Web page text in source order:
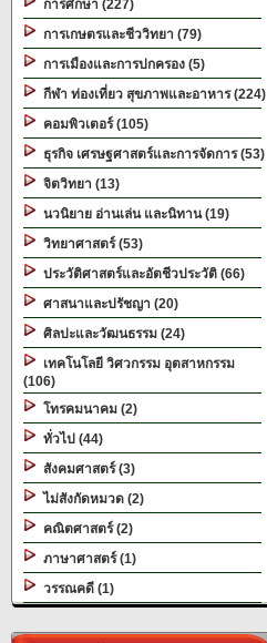
การศึกษา (227)
การเกษตรและชีววิทยา (79)
การเมืองและการปกครอง (5)
กีฬา ท่องเที่ยว สุขภาพและอาหาร (224)
คอมพิวเตอร์ (105)
ธุรกิจ เศรษฐศาสตร์และการจัดการ (53)
จิตวิทยา (13)
นวนิยาย อ่านเล่น และนิทาน (19)
วิทยาศาสตร์ (53)
ประวัติศาสตร์และอัตชีวประวัติ (66)
ศาสนาและปรัชญา (20)
ศิลปะและวัฒนธรรม (24)
เทคโนโลยี วิศวกรรม อุตสาหกรรม
(106)
โทรคมนาคม (2)
ทั่วไป (44)
สังคมศาสตร์ (3)
ไม่สังกัดหมวด (2)
คณิตศาสตร์ (2)
ภาษาศาสตร์ (1)
วรรณคดี (1)